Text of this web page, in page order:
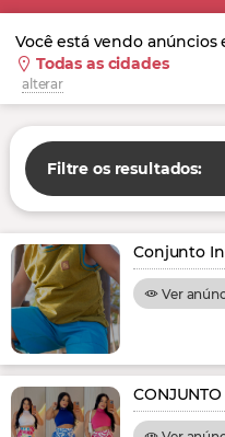
Você está vendo anúncios
Todas as cidades
alterar
Filtre os resultados:
Conjunto
Ver
CONJUNTO